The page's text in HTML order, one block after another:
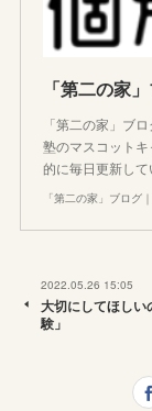
「第二の家
「第二の家」ブ
塾のマスコット
的に毎日更新し
「第二の家」ブログ
2022.05.26 15:05
大切にしてほしい
験」